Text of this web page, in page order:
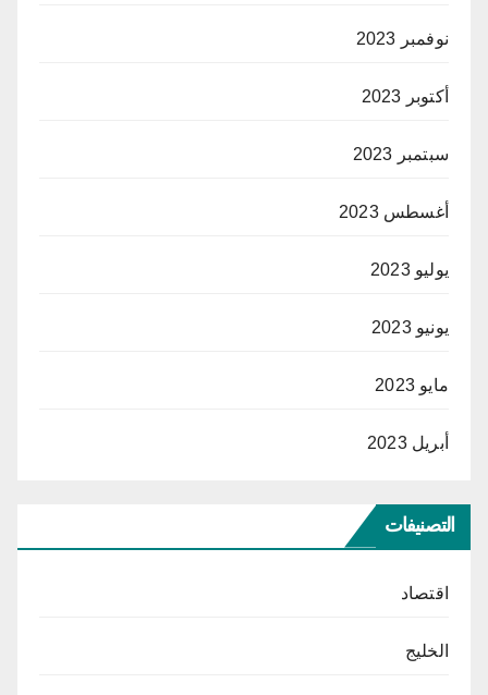
نوفمبر 2023
أكتوبر 2023
سبتمبر 2023
أغسطس 2023
يوليو 2023
يونيو 2023
مايو 2023
أبريل 2023
التصنيفات
اقتصاد
الخليج